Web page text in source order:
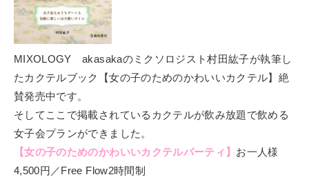
MIXOLOGY akasakaのミクソロジスト村田紘子が執筆し
たカクテルブック【女の子のためのかわいいカクテル】絶
賛発売中です。
そしてここで掲載されているカクテルが飲み放題で飲める
女子会プランができました。
【女の子のためのかわいいカクテルパーティ】 お一人様
4,500円／Free Flow2時間制